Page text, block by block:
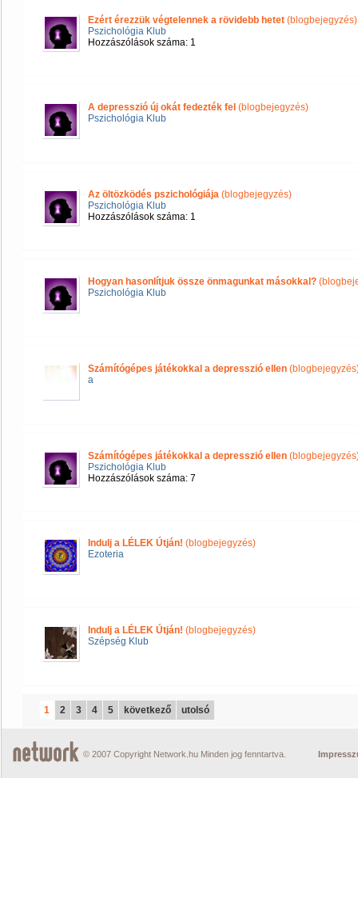
Ezért érezzük végtelennek a rövidebb hetet (blogbejegyzés)
Pszichológia Klub
Hozzászólások száma: 1
A depresszió új okát fedezték fel (blogbejegyzés)
Pszichológia Klub
Az öltözködés pszichológiája (blogbejegyzés)
Pszichológia Klub
Hozzászólások száma: 1
Hogyan hasonlítjuk össze önmagunkat másokkal?
Pszichológia Klub
Számítógépes játékokkal a depresszió ellen
a
Számítógépes játékokkal a depresszió ellen
Pszichológia Klub
Hozzászólások száma: 7
Indulj a LÉLEK Útján! (blogbejegyzés)
Ezoteria
Indulj a LÉLEK Útján! (blogbejegyzés)
Szépség Klub
1 2 3 4 5 következő utolsó
© 2007 Copyright Network.hu Minden jog fenntartva.